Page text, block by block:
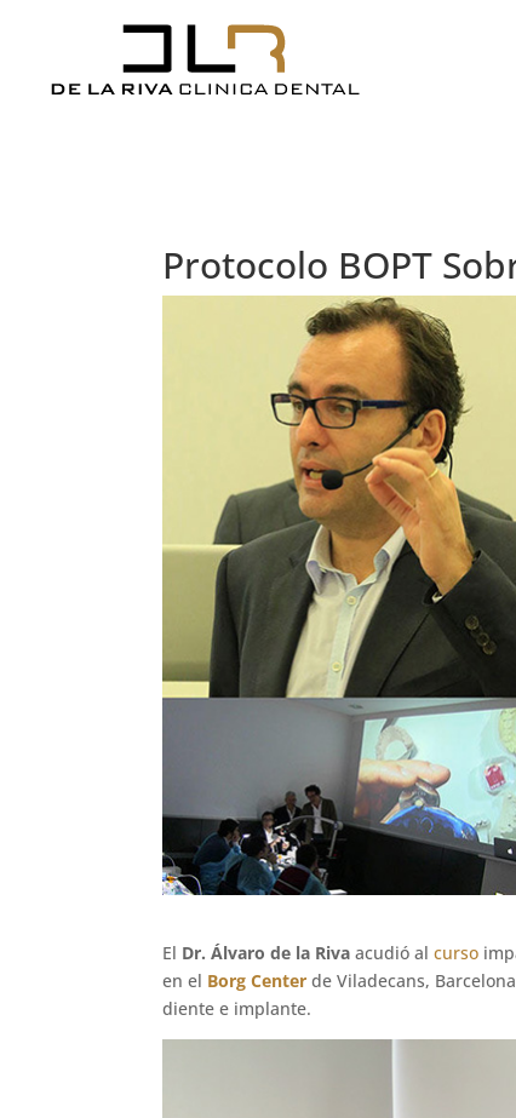
Protocolo BOPT
El Dr. Álvaro de la Riva acudió alcurso
en el Borg Center de Viladecans,
diente e implante.